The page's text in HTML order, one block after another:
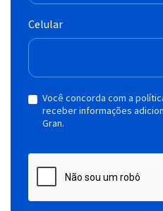
Celular
Você concorda com a
receber informações
Gran.